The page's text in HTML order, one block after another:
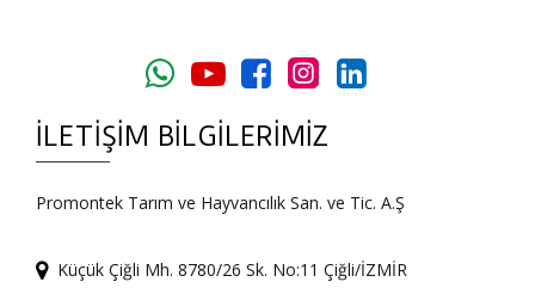
İLETIŞIM BILGILERIMIZ
Promontek Tarım ve Hayvancılık San. ve Tic. A.Ş
Küçük Çiğli Mh. 8780/26 Sk. No:11 Çiğli/İZMİR